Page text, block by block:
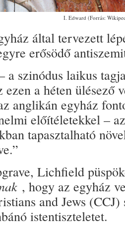
I. Edward (Forrás:
által tervezett
erősödő
szinódus laikus
ezen a héten ülésező
anglikán egyház
előítéletekkel –
tapasztalható
Lichfield
, hogy az egyház
and Jews (CCJ)
istentiszteletet.